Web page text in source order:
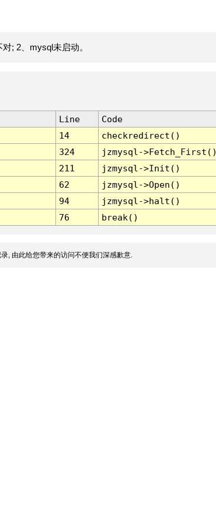
; 2、mysql未启动。
Line
Code
14
checkredirect()
324
jzmysql-
211
jzmysql->Init()
62
jzmysql->Open()
94
jzmysql->halt()
76 break()
, 由此给您带来的访问不便我们深感歉意.